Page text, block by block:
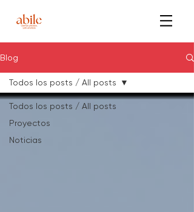
Blog
Todos los posts / All posts
Proyectos
Noticias
Todos los posts / All posts